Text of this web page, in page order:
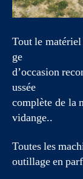
Tout le
ge
d’occasion
complète de la
vidange..
Toutes les
outillage en